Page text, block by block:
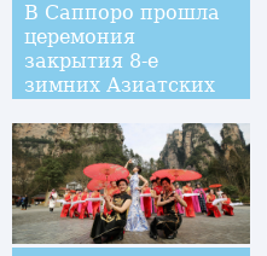
В Саппоро прошла
церемония
закрытия 8-е
зимних Азиатских